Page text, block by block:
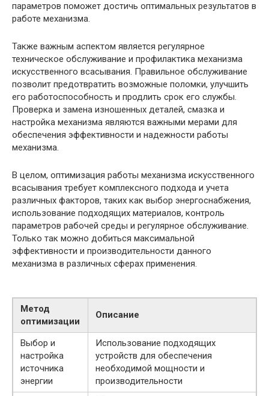
параметров поможет достичь оптимальных результатов в
работе механизма.
Также важным аспектом является регулярное
техническое обслуживание и профилактика механизма
искусственного всасывания. Правильное обслуживание
позволит предотвратить возможные поломки, улучшить
его работоспособность и продлить срок его службы.
Проверка и замена изношенных деталей, смазка и
настройка механизма являются важными мерами для
обеспечения эффективности и надежности работы
механизма.
В целом, оптимизация работы механизма искусственного
всасывания требует комплексного подхода и учета
различных факторов, таких как выбор энергоснабжения,
использование подходящих материалов, контроль
параметров рабочей среды и регулярное обслуживание.
Только так можно добиться максимальной
эффективности и производительности данного
механизма в различных сферах применения.
Метод
оптимизации
Описание
Выбор и
настройка
источника
энергии
Использование подходящих
устройств для обеспечения
необходимой мощности и
производительности